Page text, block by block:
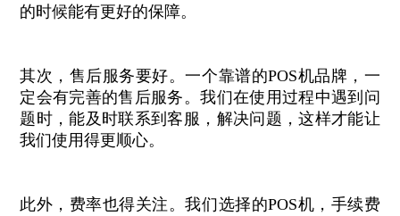
的时候能有更好的保障。
其次，售后服务要好。一个靠谱的POS机品牌，一
定会有完善的售后服务。我们在使用过程中遇到问
题时，能及时联系到客服，解决问题，这样才能让
我们使用得更顺心。
此外，费率也得关注。我们选择的POS机，手续费